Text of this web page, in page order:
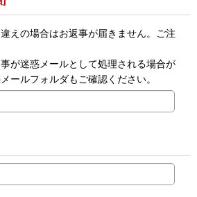
えの場合はお返事が届きません。ご注
が迷惑メールとして処理される場合が
ールフォルダもご確認ください。